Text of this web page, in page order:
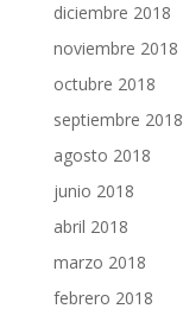
diciembre 2018
noviembre 2018
octubre 2018
septiembre 2018
agosto 2018
junio 2018
abril 2018
marzo 2018
febrero 2018